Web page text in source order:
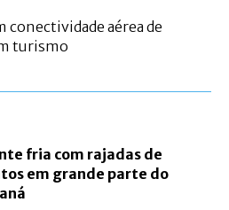
conectividade aérea de
turismo
fria com rajadas de
em grande parte do